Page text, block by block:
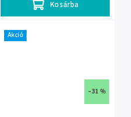
Kosárba
Akció
–31 %